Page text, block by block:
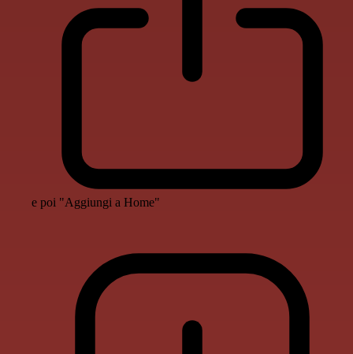
e poi "Aggiungi a Home"